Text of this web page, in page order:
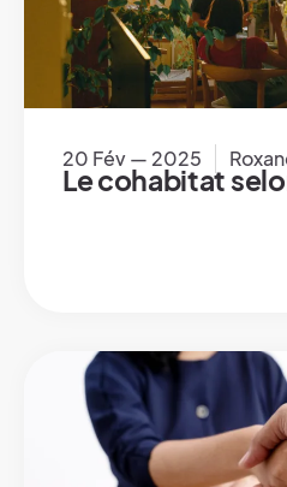
20 Fév — 2025
Le cohabitat